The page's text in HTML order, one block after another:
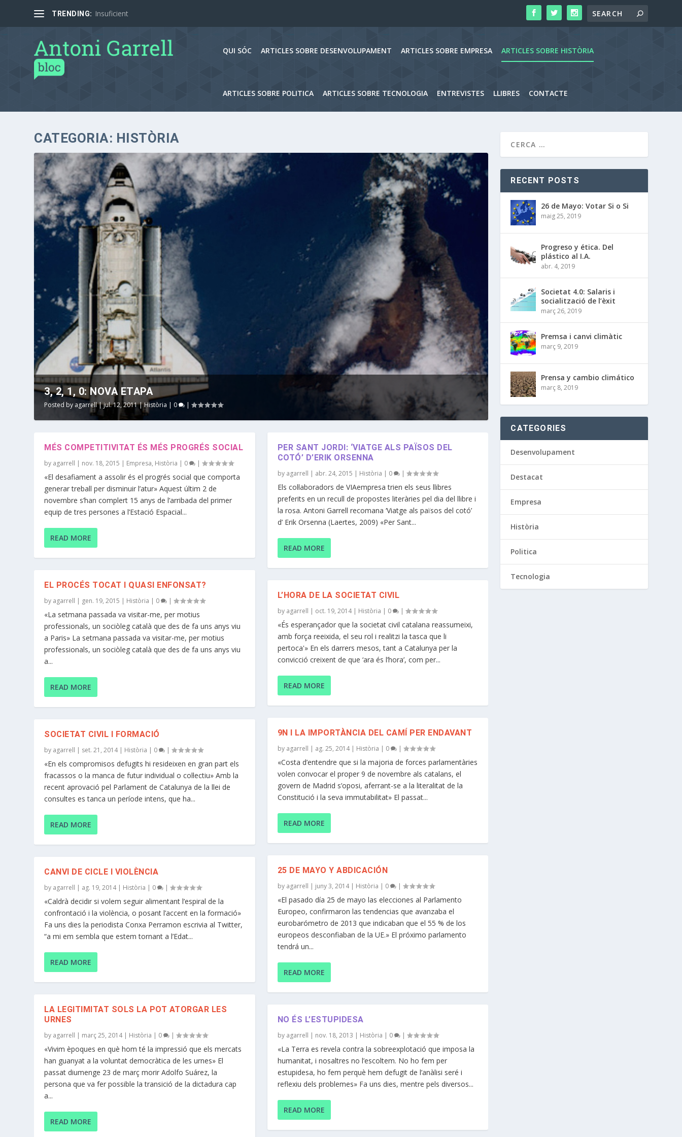
TRENDING: Insuficient
QUI SÓC ARTICLES SOBRE DESENVOLUPAMENT ARTICLES SOBRE EMPRESA ARTICLES SOBRE HISTÒRIA
ARTICLES SOBRE POLITICA ARTICLES SOBRE TECNOLOGIA ENTREVISTES LLIBRES CONTACTE
CATEGORIA: HISTÒRIA
3, 2, 1, 0: NOVA ETAPA
Posted by agarrell|jul. 12, 2011|Història | 0 |
MÉS COMPETITIVITAT ÉS MÉS PROGRÉS SOCIAL
by agarrell | nov. 18, 2015 | Empresa, Història | 0 |
«El desafiament a assolir és el progrés social que comporta
generar treball per disminuir l’atur» Aquest últim 2 de
novembre s’han complert 15 anys de l’arribada del primer
equip de tres persones a l’Estació Espacial...
READ MORE
EL PROCÉS TOCAT I QUASI ENFONSAT?
by agarrell | gen. 19, 2015 | Història | 0 |
«La setmana passada va visitar-me, per motius
professionals, un sociòleg català que des de fa uns anys viu
a Paris» La setmana passada va visitar-me, per motius
professionals, un sociòleg català que des de fa uns anys viu
a...
READ MORE
SOCIETAT CIVIL I FORMACIÓ
by agarrell | set. 21, 2014| Història | 0 |
«En els compromisos defugits hi resideixen en gran part els
fracassos o la manca de futur individual o col·lectiu» Amb la
recent aprovació pel Parlament de Catalunya de la llei de
consultes es tanca un període intens, que ha...
READ MORE
CANVI DE CICLE I VIOLÈNCIA
by agarrell | ag. 19, 2014| Història | 0 |
«Caldrà decidir si volem seguir alimentant l’espiral de la
confrontació i la violència, o posant l’accent en la formació»
Fa uns dies la periodista Conxa Perramon escrivia al Twitter,
“a mi em sembla que estem tornant a l’Edat...
READ MORE
LA LEGITIMITAT SOLS LA POT ATORGAR LES
URNES
by agarrell | març 25, 2014| Història | 0 |
«Vivim èpoques en què hom té la impressió que els mercats
han guanyat a la voluntat democràtica de les urnes» El
passat diumenge 23 de març morir Adolfo Suárez, la
persona que va fer possible la transició de la dictadura cap
a...
READ MORE
PER SANT JORDI: ‘VIATGE ALS PAÏSOS DEL
COTÓ’ D’ERIK ORSENNA
by agarrell | abr. 24, 2015 | Història | 0 |
Els col·laboradors de VIAempresa trien els seus llibres
preferits en un recull de propostes literàries pel dia del llibre i
la rosa. Antoni Garrell recomana ‘Viatge als països del cotó’
d’ Erik Orsenna (Laertes, 2009) «Per Sant...
READ MORE
L’HORA DE LA SOCIETAT CIVIL
by agarrell | oct. 19, 2014| Història | 0 |
«És esperançador que la societat civil catalana reassumeixi,
amb força reeixida, el seu rol i realitzi la tasca que li
pertoca'» En els darrers mesos, tant a Catalunya per la
convicció creixent de que ‘ara és l’hora’, com per...
READ MORE
9N I LA IMPORTÀNCIA DEL CAMÍ PER ENDAVANT
by agarrell | ag. 25, 2014| Història | 0 |
«Costa d’entendre que si la majoria de forces parlamentàries
volen convocar el proper 9 de novembre als catalans, el
govern de Madrid s’oposi, aferrant-se a la literalitat de la
Constitució i la seva immutabilitat» El passat...
READ MORE
25 DE MAYO Y ABDICACIÓN
by agarrell | juny 3, 2014| Història | 0 |
«El pasado día 25 de mayo las elecciones al Parlamento
Europeo, confirmaron las tendencias que avanzaba el
eurobarómetro de 2013 que indicaban que el 55 % de los
europeos desconfiaban de la UE.» El próximo parlamento
tendrá un...
READ MORE
NO ÉS L’ESTUPIDESA
by agarrell | nov. 18, 2013 | Història | 0 |
«La Terra es revela contra la sobreexplotació que imposa la
humanitat, i nosaltres no l’escoltem. No ho fem per
estupidesa, ho fem perquè hem defugit de l’anàlisi seré i
reflexiu dels problemes» Fa uns dies, mentre pels diversos...
READ MORE
RECENT POSTS
26 de Mayo: Votar Si o Si
maig 25, 2019
Progreso y ética. Del
plástico al I.A.
abr. 4, 2019
Societat 4.0: Salaris i
socialització de l’èxit
març 26, 2019
Premsa i canvi climàtic
març 9, 2019
Prensa y cambio climático
març 8, 2019
CATEGORIES
Desenvolupament
Destacat
Empresa
Història
Politica
Tecnologia